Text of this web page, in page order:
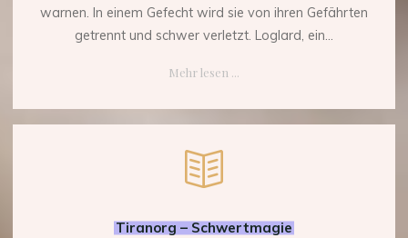
warnen. In einem Gefecht wird sie von ihren Gefährten
getrennt und schwer verletzt. Loglard, ein...
Mehr lesen ...
Schwertliebe"
Tiranorg – Schwertmagie